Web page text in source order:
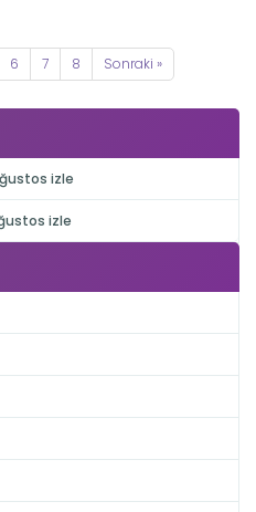
6 7 8 Sonraki »
izle
izle